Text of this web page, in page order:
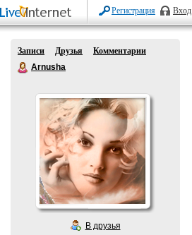
Регистрация Вход
Записи Друзья
Комментарии
Arnusha
В друзья